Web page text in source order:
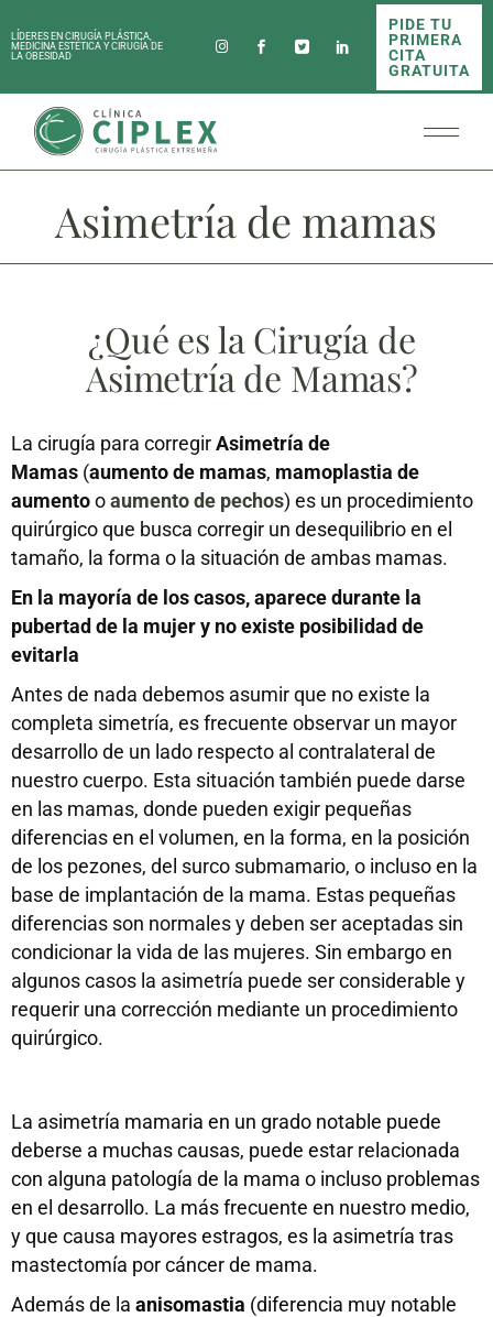
LÍDERES EN CIRUGÍA PLÁSTICA,
MEDICINA ESTÉTICA Y CIRUGÍA DE
LA OBESIDAD
PIDE TU
PRIMERA
CITA
GRATUITA
Asimetría de mamas
¿Qué es la Cirugía de
Asimetría de Mamas?
La cirugía para corregirAsimetría de
Mamas (aumento de mamas, mamoplastia de
aumentooaumento de pechos) es un procedimiento
quirúrgico que busca corregir un desequilibrio en el
tamaño, la forma o la situación de ambas mamas.
En la mayoría de los casos, aparece durante la
pubertad de la mujer y no existe posibilidad de
evitarla
Antes de nada debemos asumir que no existe la
completa simetría, es frecuente observar un mayor
desarrollo de un lado respecto al contralateral de
nuestro cuerpo. Esta situación también puede darse
en las mamas, donde pueden exigir pequeñas
diferencias en el volumen, en la forma, en la posición
de los pezones, del surco submamario, o incluso en la
base de implantación de la mama. Estas pequeñas
diferencias son normales y deben ser aceptadas sin
condicionar la vida de las mujeres. Sin embargo en
algunos casos la asimetría puede ser considerable y
requerir una corrección mediante un procedimiento
quirúrgico.
La asimetría mamaria en un grado notable puede
deberse a muchas causas, puede estar relacionada
con alguna patología de la mama o incluso problemas
en el desarrollo. La más frecuente en nuestro medio,
y que causa mayores estragos, es la asimetría tras
mastectomía por cáncer de mama.
Además de la anisomastia (diferencia muy notable